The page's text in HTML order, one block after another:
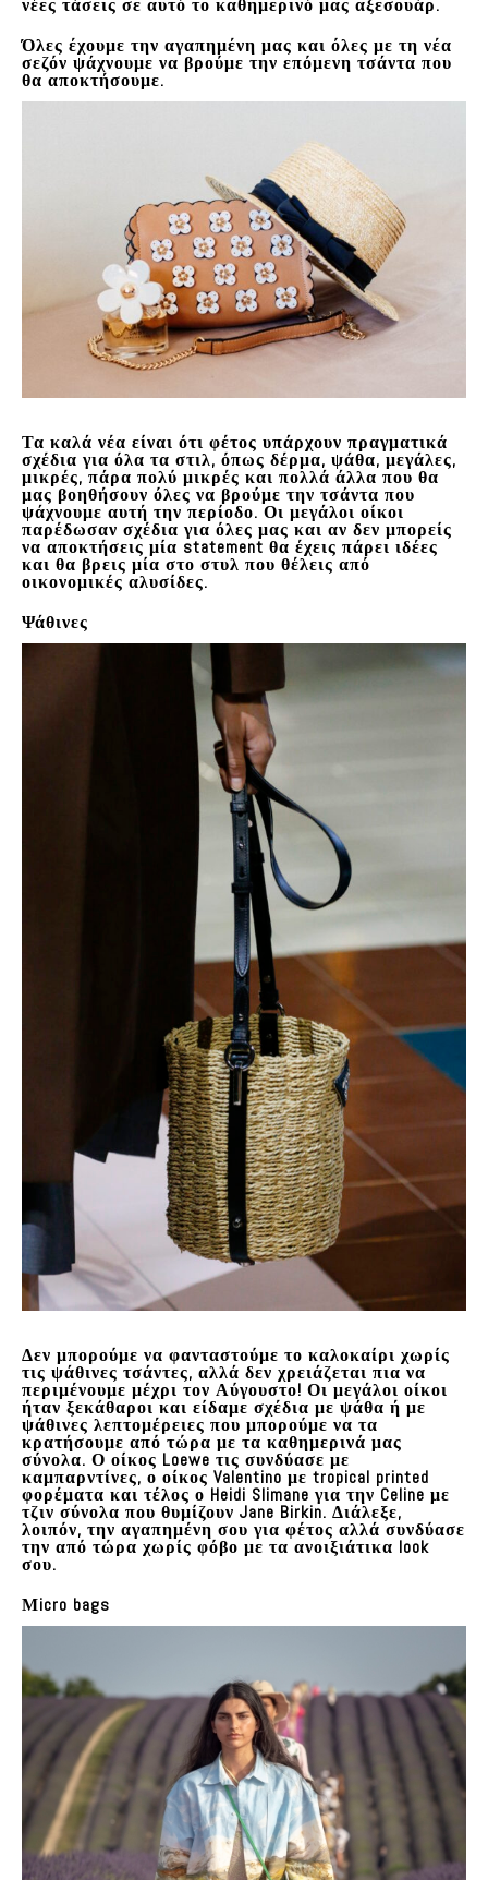
νέες τάσεις σε αυτό το καθημερινό μας αξεσουάρ.
Όλες έχουμε την αγαπημένη μας και όλες με τη νέα
σεζόν ψάχνουμε να βρούμε την επόμενη τσάντα που
θα αποκτήσουμε.
Τα καλά νέα είναι ότι φέτος υπάρχουν πραγματικά
σχέδια για όλα τα στιλ, όπως δέρμα, ψάθα, μεγάλες,
μικρές, πάρα πολύ μικρές και πολλά άλλα που θα
μας βοηθήσουν όλες να βρούμε την τσάντα που
ψάχνουμε αυτή την περίοδο. Οι μεγάλοι οίκοι
παρέδωσαν σχέδια για όλες μας και αν δεν μπορείς
να αποκτήσεις μία statement θα έχεις πάρει ιδέες
και θα βρεις μία στο στυλ που θέλεις από
οικονομικές αλυσίδες.
Ψάθινες
Δεν μπορούμε να φανταστούμε το καλοκαίρι χωρίς
τις ψάθινες τσάντες, αλλά δεν χρειάζεται πια να
περιμένουμε μέχρι τον Αύγουστο! Οι μεγάλοι οίκοι
ήταν ξεκάθαροι και είδαμε σχέδια με ψάθα ή με
ψάθινες λεπτομέρειες που μπορούμε να τα
κρατήσουμε από τώρα με τα καθημερινά μας
σύνολα. Ο οίκος Loewe τις συνδύασε με
καμπαρντίνες, ο οίκος Valentino με tropical printed
φορέματα και τέλος ο Heidi Slimane για την Celine με
τζιν σύνολα που θυμίζουν Jane Birkin. Διάλεξε,
λοιπόν, την αγαπημένη σου για φέτος αλλά συνδύασε
την από τώρα χωρίς φόβο με τα ανοιξιάτικα look
σου.
Μicro bags